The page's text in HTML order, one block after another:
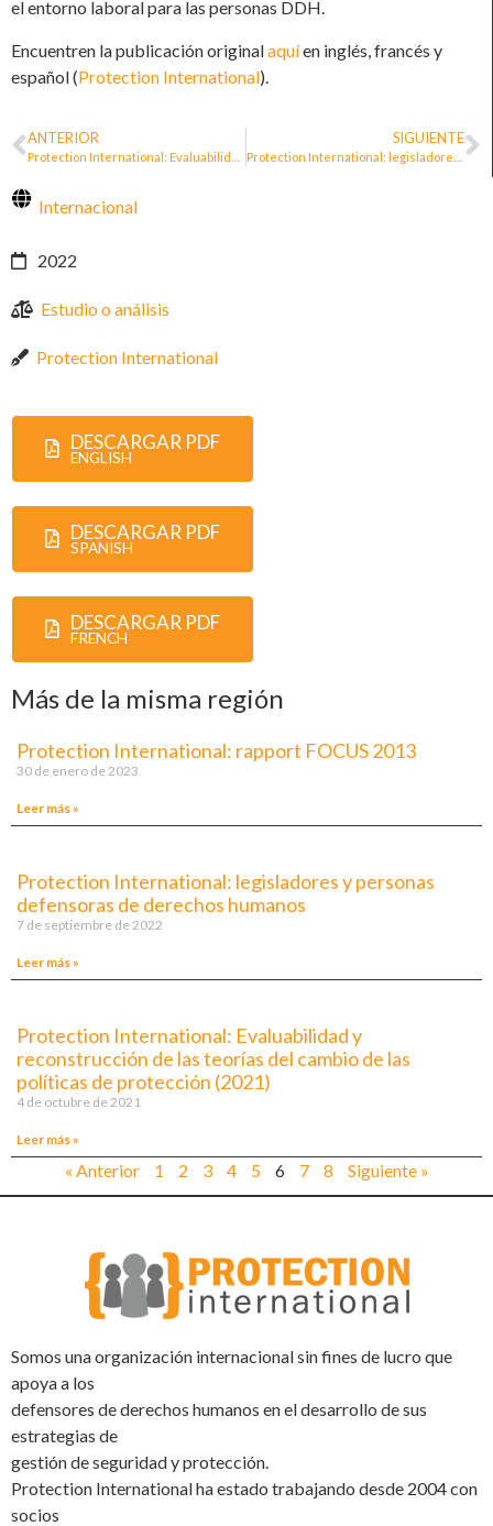
el entorno laboral para las personas DDH.
Encuentren la publicación originalaquíen inglés, francés y
español (Protection International).
ANTERIOR SIGUIENTE
Internacional
2022
Estudio o análisis
Protection International
DESCARGAR PDF
ENGLISH
DESCARGAR PDF
SPANISH
DESCARGAR PDF
FRENCH
Más de la misma región
Protection International: rapport FOCUS 2013
30 de enero de 2023
Leer más »
Protection International: legisladores y personas
defensoras de derechos humanos
7 de septiembre de 2022
Leer más »
Protection International: Evaluabilidad y
reconstrucción de las teorías del cambio de las
políticas de protección (2021)
4 de octubre de 2021
Leer más »
« Anterior 1 2 3 4 5 6 7 8 Siguiente »
Somos una organización internacional sin fines de lucro que
apoya a los
defensores de derechos humanos en el desarrollo de sus
estrategias de
gestión de seguridad y protección.
Protection International ha estado trabajando desde 2004 con
socios